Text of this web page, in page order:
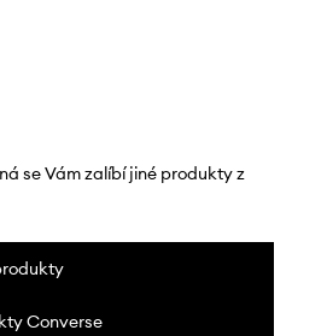
se Vám zalíbí jiné produkty z
Converse